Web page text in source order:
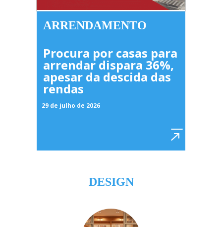
ARRENDAMENTO
Procura por casas para
arrendar dispara 36%,
apesar da descida das
rendas
29 de julho de 2026
DESIGN